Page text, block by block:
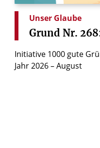
Unser Glaube
Grund Nr.
Initiative 1000 gute
Jahr 2026 – August